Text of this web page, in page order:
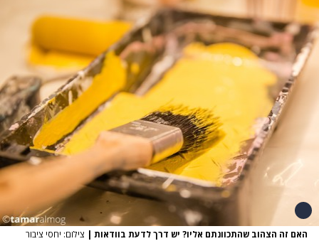
האם זה הצהוב שהתכוונתם אליו? יש דרך לדעת בוודאות | צילום: יחסי ציבור